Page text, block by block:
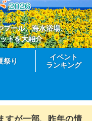
プール、海水浴場、
トを大紹介
祭り
イベント
ランキング
すが一部、昨年の情